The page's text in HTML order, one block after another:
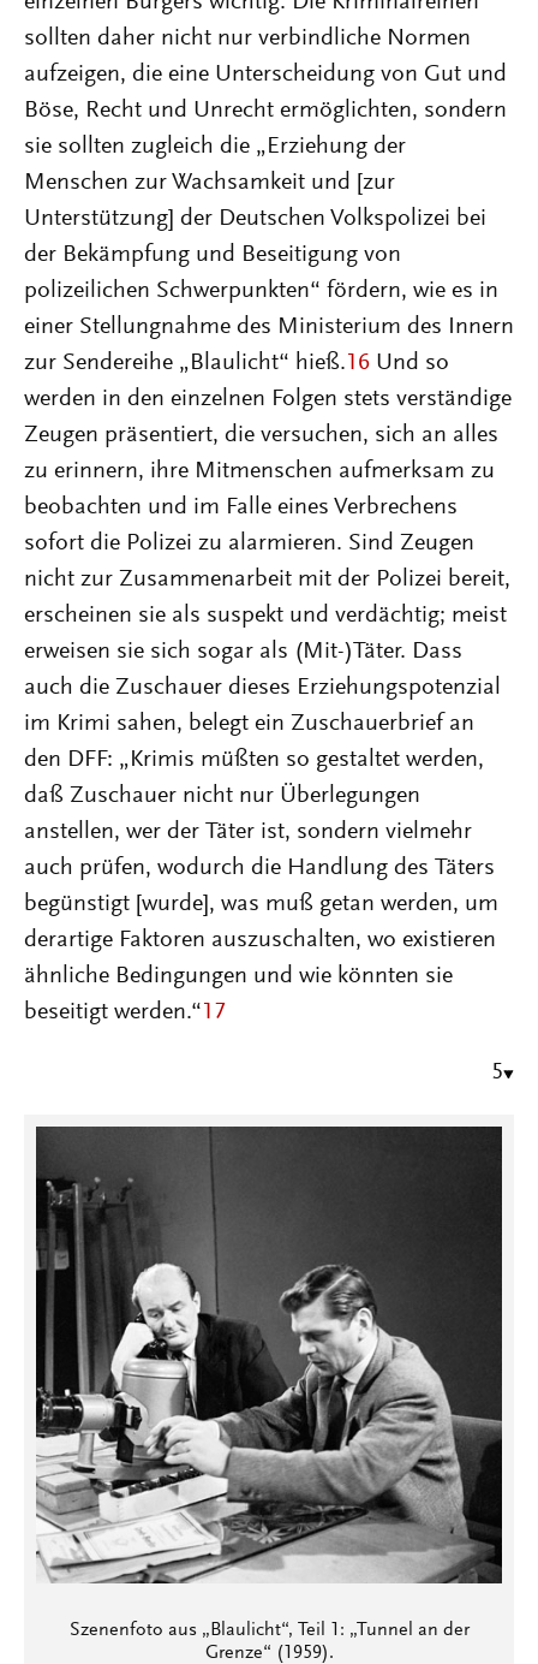
sollten daher nicht nur verbindliche Normen
aufzeigen, die eine Unterscheidung von Gut und
Böse, Recht und Unrecht ermöglichten, sondern
sie sollten zugleich die „Erziehung der
Menschen zur Wachsamkeit und [zur
Unterstützung] der Deutschen Volkspolizei bei
der Bekämpfung und Beseitigung von
polizeilichen Schwerpunkten“ fördern, wie es in
einer Stellungnahme des Ministerium des Innern
zur Sendereihe „Blaulicht“ hieß. 16 Und so
werden in den einzelnen Folgen stets verständige
Zeugen präsentiert, die versuchen, sich an alles
zu erinnern, ihre Mitmenschen aufmerksam zu
beobachten und im Falle eines Verbrechens
sofort die Polizei zu alarmieren. Sind Zeugen
nicht zur Zusammenarbeit mit der Polizei bereit,
erscheinen sie als suspekt und verdächtig; meist
erweisen sie sich sogar als (Mit-)Täter. Dass
auch die Zuschauer dieses Erziehungspotenzial
im Krimi sahen, belegt ein Zuschauerbrief an
den DFF: „Krimis müßten so gestaltet werden,
daß Zuschauer nicht nur Überlegungen
anstellen, wer der Täter ist, sondern vielmehr
auch prüfen, wodurch die Handlung des Täters
begünstigt [wurde], was muß getan werden, um
derartige Faktoren auszuschalten, wo existieren
ähnliche Bedingungen und wie könnten sie
beseitigt werden.“ 17
5
Szenenfoto aus „Blaulicht“, Teil 1: „Tunnel an der
Grenze“ (1959).